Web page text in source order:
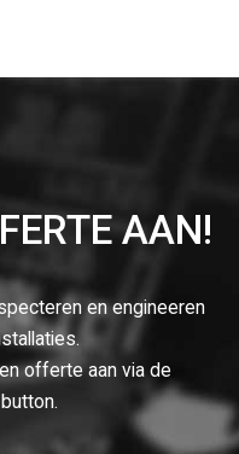
AAN!
en engineeren
offerte aan via de